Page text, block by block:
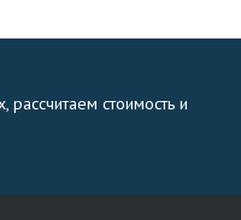
стоимость и